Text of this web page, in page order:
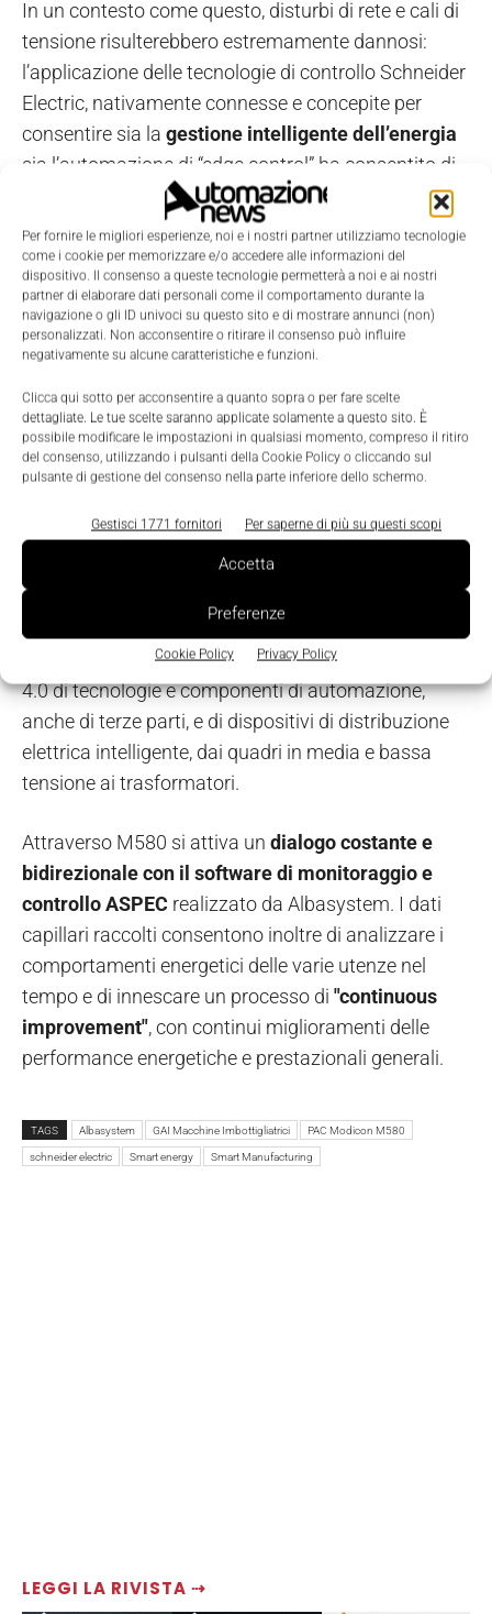
Per fornire le migliori esperienze, noi e i nostri partner utilizziamo tecnologie
come i cookie per memorizzare e/o accedere alle informazioni del
dispositivo. Il consenso a queste tecnologie permetterà a noi e ai nostri
partner di elaborare dati personali come il comportamento durante la
navigazione o gli ID univoci su questo sito e di mostrare annunci (non)
personalizzati. Non acconsentire o ritirare il consenso può influire
negativamente su alcune caratteristiche e funzioni.
Clicca qui sotto per acconsentire a quanto sopra o per fare scelte
dettagliate. Le tue scelte saranno applicate solamente a questo sito. È
possibile modificare le impostazioni in qualsiasi momento, compreso il ritiro
del consenso, utilizzando i pulsanti della Cookie Policy o cliccando sul
pulsante di gestione del consenso nella parte inferiore dello schermo.
Gestisci 1771 fornitori Per saperne di più su questi scopi
Accetta
Preferenze
Cookie Policy Privacy Policy
LEGGI LA RIVISTA ⇢
In un contesto come questo, disturbi di rete e cali di
tensione risulterebbero estremamente dannosi:
l’applicazione delle tecnologie di controllo Schneider
Electric, nativamente connesse e concepite per
consentire sia la gestione intelligente dell’energia
sia l’automazione di “edge control” ha consentito di
ottenere il livello di affidabilità e qualità desiderato.
Smart Factory & Smart Energy
Albasystem ha scelto di adottare un sistemaPAC
Modicon M580di Schneider Electric con
tiene sempre sotto controllo i dati energetici ed il
loro comportamento, attivando in tempo reale sulle
varie utenze presenti nell’impianto le logiche di
tramite una attenta analisi del ciclo produttivo.
Questo è possibile perché i PAC Modicon M580,
nativamente dotati di connettività
abilitano la piena integrazione in logiche di Industria
4.0 di tecnologie e componenti di automazione,
anche di terze parti, e di dispositivi di distribuzione
elettrica intelligente, dai quadri in media e bassa
tensione ai trasformatori.
Attraverso M580 si attiva un dialogo costante e
bidirezionale con il software di monitoraggio e
controllo ASPEC realizzato da Albasystem. I dati
capillari raccolti consentono inoltre di analizzare i
comportamenti energetici delle varie utenze nel
tempo e di innescare un processo di "continuous
improvement", con continui miglioramenti delle
performance energetiche e prestazionali generali.
TAGS Albasystem GAI Macchine Imbottigliatrici PAC Modicon M580
schneider electric Smart energy Smart Manufacturing